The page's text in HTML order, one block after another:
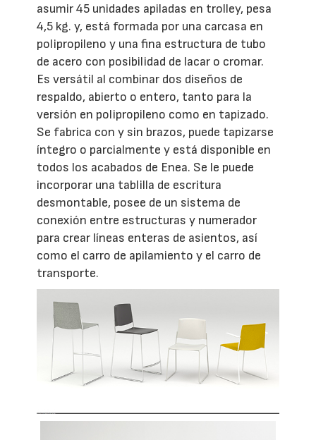
asumir 45 unidades apiladas en trolley, pesa
4,5 kg. y, está formada por una carcasa en
polipropileno y una fina estructura de tubo
de acero con posibilidad de lacar o cromar.
Es versátil al combinar dos diseños de
respaldo, abierto o entero, tanto para la
versión en polipropileno como en tapizado.
Se fabrica con y sin brazos, puede tapizarse
íntegro o parcialmente y está disponible en
todos los acabados de Enea. Se le puede
incorporar una tablilla de escritura
desmontable, posee de un sistema de
conexión entre estructuras y numerador
para crear líneas enteras de asientos, así
como el carro de apilamiento y el carro de
transporte.